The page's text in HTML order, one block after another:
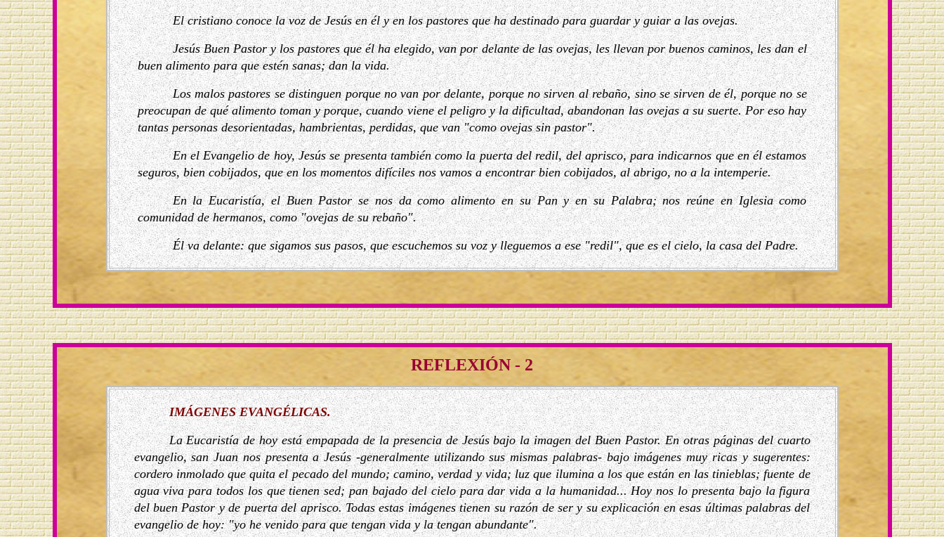
El cristiano conoce la voz de Jesús en él y en los pastores que ha destinado para guardar y guiar a las ovejas.
Jesús Buen Pastor y los pastores que él ha elegido, van por delante de las ovejas, les llevan por buenos caminos, les dan el
buen alimento para que estén sanas; dan la vida.
Los malos pastores se distinguen porque no van por delante, porque no sirven al rebaño, sino se sirven de él, porque no se
preocupan de qué alimento toman y porque, cuando viene el peligro y la dificultad, abandonan las ovejas a su suerte. Por eso hay
tantas personas desorientadas, hambrientas, perdidas, que van "como ovejas sin pastor".
En el Evangelio de hoy, Jesús se presenta también como la puerta del redil, del aprisco, para indicarnos que en él estamos
seguros, bien cobijados, que en los momentos difíciles nos vamos a encontrar bien cobijados, al abrigo, no a la intemperie.
En la Eucaristía, el Buen Pastor se nos da como alimento en su Pan y en su Palabra; nos reúne en Iglesia como
comunidad de hermanos, como "ovejas de su rebaño".
Él va delante: que sigamos sus pasos, que escuchemos su voz y lleguemos a ese "redil", que es el cielo, la casa del Padre.
REFLEXIÓN - 2
IMÁGENES EVANGÉLICAS.
La Eucaristía de hoy está empapada de la presencia de Jesús bajo la imagen del Buen Pastor. En otras páginas del cuarto
evangelio, san Juan nos presenta a Jesús -generalmente utilizando sus mismas palabras- bajo imágenes muy ricas y sugerentes:
cordero inmolado que quita el pecado del mundo; camino, verdad y vida; luz que ilumina a los que están en las tinieblas; fuente de
agua viva para todos los que tienen sed; pan bajado del cielo para dar vida a la humanidad... Hoy nos lo presenta bajo la figura
del buen Pastor y de puerta del aprisco. Todas estas imágenes tienen su razón de ser y su explicación en esas últimas palabras del
evangelio de hoy: "yo he venido para que tengan vida y la tengan abundante".